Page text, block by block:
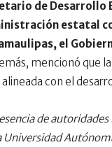
de
estatal
el
mencionó que
con el
de
Universidad